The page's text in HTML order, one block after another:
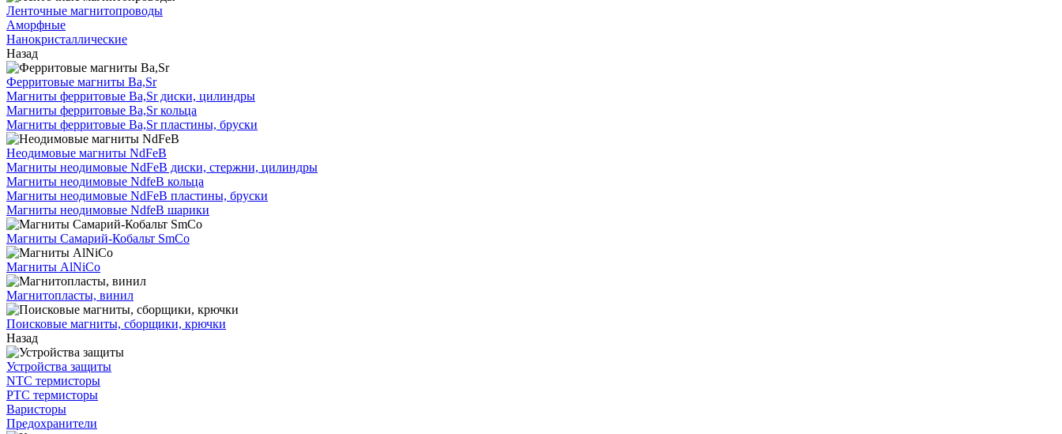
Ленточные магнитопроводы
Аморфные
Нанокристаллические
Назад
Ферритовые магниты Ba,Sr
Магниты ферритовые Ba,Sr диски, цилиндры
Магниты ферритовые Ba,Sr кольца
Магниты ферритовые Ba,Sr пластины, бруски
Неодимовые магниты NdFeB
Магниты неодимовые NdFeB диски, стержни, цилиндры
Магниты неодимовые NdfeB кольца
Магниты неодимовые NdFeB пластины, бруски
Магниты неодимовые NdfeB шарики
Магниты Самарий-Кобальт SmCo
Магниты AlNiCo
Магнитопласты, винил
Поисковые магниты, сборщики, крючки
Назад
Устройства защиты
NTC термисторы
PTC термисторы
Варисторы
Предохранители